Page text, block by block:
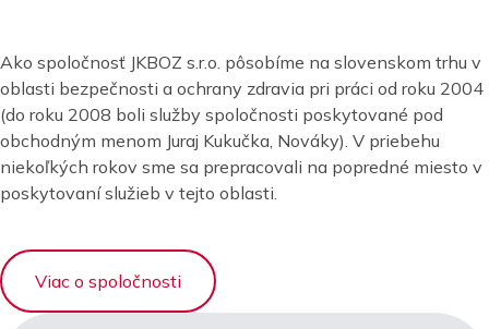
Ako spoločnosť JKBOZ s.r.o. pôsobíme na slovenskom trhu v
oblasti bezpečnosti a ochrany zdravia pri práci od roku 2004
(do roku 2008 boli služby spoločnosti poskytované pod
obchodným menom Juraj Kukučka, Nováky). V priebehu
niekoľkých rokov sme sa prepracovali na popredné miesto v
poskytovaní služieb v tejto oblasti.
Viac o spoločnosti